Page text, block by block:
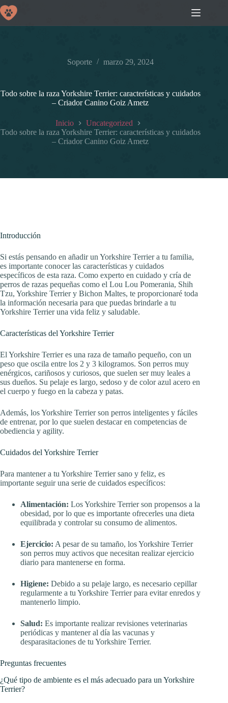
Saltar
al
contenido
Soporte marzo 29, 2024
Todo sobre la raza Yorkshire Terrier: características y cuidados
– Criador Canino Goiz Ametz
Inicio
Uncategorized
Todo sobre la raza Yorkshire Terrier: características y cuidados
– Criador Canino Goiz Ametz
Introducción
Si estás pensando en añadir un Yorkshire Terrier a tu familia,
es importante conocer las características y cuidados
específicos de esta raza. Como experto en cuidado y cría de
perros de razas pequeñas como el Lou Lou Pomerania, Shih
Tzu, Yorkshire Terrier y Bichon Maltes, te proporcionaré toda
la información necesaria para que puedas brindarle a tu
Yorkshire Terrier una vida feliz y saludable.
Características del Yorkshire Terrier
El Yorkshire Terrier es una raza de tamaño pequeño, con un
peso que oscila entre los 2 y 3 kilogramos. Son perros muy
enérgicos, cariñosos y curiosos, que suelen ser muy leales a
sus dueños. Su pelaje es largo, sedoso y de color azul acero en
el cuerpo y fuego en la cabeza y patas.
Además, los Yorkshire Terrier son perros inteligentes y fáciles
de entrenar, por lo que suelen destacar en competencias de
obediencia y agility.
Cuidados del Yorkshire Terrier
Para mantener a tu Yorkshire Terrier sano y feliz, es
importante seguir una serie de cuidados específicos:
Alimentación: Los Yorkshire Terrier son propensos a la
obesidad, por lo que es importante ofrecerles una dieta
equilibrada y controlar su consumo de alimentos.
Ejercicio: A pesar de su tamaño, los Yorkshire Terrier
son perros muy activos que necesitan realizar ejercicio
diario para mantenerse en forma.
Higiene: Debido a su pelaje largo, es necesario cepillar
regularmente a tu Yorkshire Terrier para evitar enredos y
mantenerlo limpio.
Salud: Es importante realizar revisiones veterinarias
periódicas y mantener al día las vacunas y
desparasitaciones de tu Yorkshire Terrier.
Preguntas frecuentes
¿Qué tipo de ambiente es el más adecuado para un Yorkshire
Terrier?